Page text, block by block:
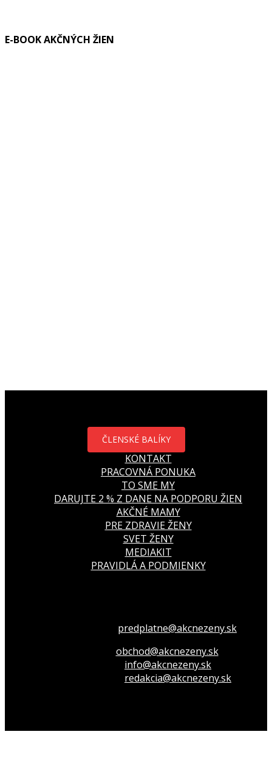
E-BOOK AKČNÝCH ŽIEN
ČLENSKÉ BALÍKY
KONTAKT
PRACOVNÁ PONUKA
TO SME MY
DARUJTE 2 % Z DANE NA PODPORU ŽIEN
AKČNÉ MAMY
PRE ZDRAVIE ŽENY
SVET ŽENY
MEDIAKIT
PRAVIDLÁ A PODMIENKY
predplatne@akcnezeny.sk
obchod@akcnezeny.sk
info@akcnezeny.sk
redakcia@akcnezeny.sk